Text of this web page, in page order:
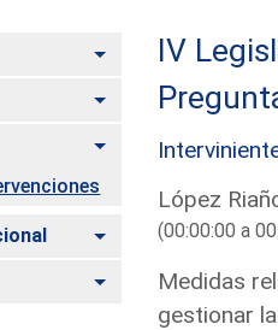
Alternar
Alternar
Alternar
Alternar
Alternar
IV
López
(00:00:00 a
Medidas
gestionar